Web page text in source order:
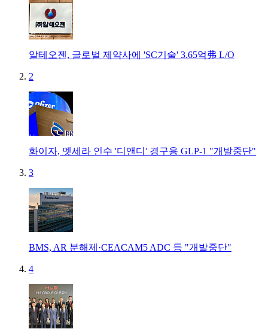
알테오젠, 글로벌 제약사에 'SC기술' 3.65억弗 L/O
2
화이자, 멧세라 인수 '디앤디' 경구용 GLP-1 "개발중단"
3
BMS, AR 분해제·CEACAM5 ADC 등 "개발중단"
4